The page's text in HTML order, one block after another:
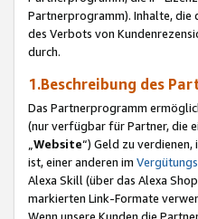
Partnerprogramm). Inhalte, die
des Verbots von
durch.
1.Beschreibung des
Das Partnerprogramm
(nur verfügbar für Partner, die
Website“) Geld zu verdienen,
ist, einer anderen im
Alexa Skill (über das Alexa
markierten Link-Formate
Wenn unsere Kunden die